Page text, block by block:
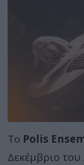
Το Polis
Δεκέμβριο